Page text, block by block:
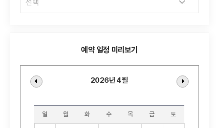
예약 일정 미리보기
2026년 4월
일 월 화 수 목 금 토